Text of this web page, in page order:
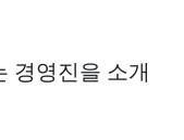
경영진을 소개